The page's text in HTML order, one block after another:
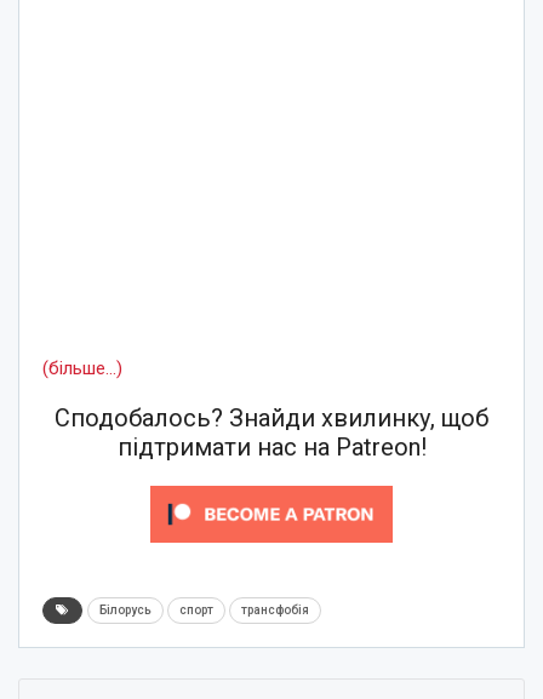
(більше…)
Сподобалось? Знайди хвилинку, щоб
підтримати нас на Patreon!
Білорусь спорт трансфобія